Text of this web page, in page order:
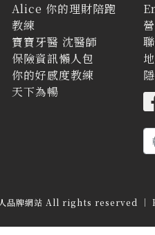
Alice 你的理財陪跑
教練
寶寶牙醫 沈醫師
保險資訊懶人包
你的好感度教練
天下為暢
人品牌網站 All rights reserved